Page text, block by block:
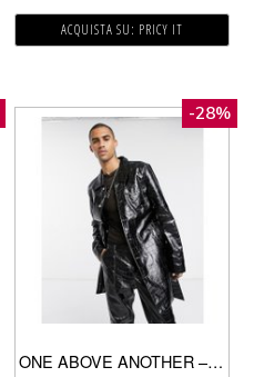
ACQUISTA SU: PRICY IT
-28%
ONE ABOVE ANOTHER – TRENCH NERO PATENT COCCODRILLO CON CUCITURE LIME A CONTRASTO